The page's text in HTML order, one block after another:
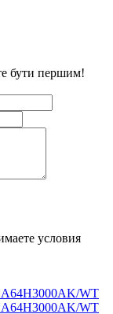
бути першим!
условия